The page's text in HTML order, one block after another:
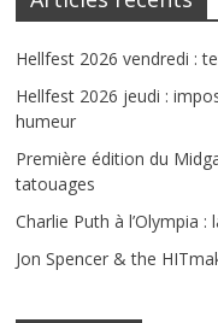
Hellfest 2026 vendredi :
Hellfest 2026 jeudi :
humeur
Première édition du
tatouages
Charlie Puth à l’Olympia
Jon Spencer & the